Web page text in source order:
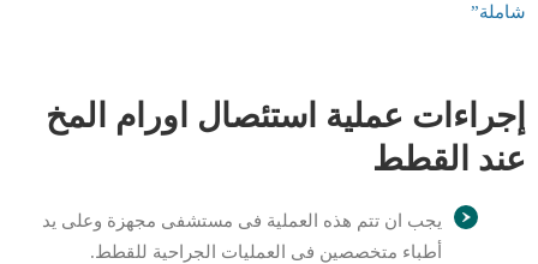
شاملة”
إجراءات عملية استئصال اورام المخ
عند القطط
يجب ان تتم هذه العملية فى مستشفى مجهزة وعلى يد
أطباء متخصصين فى العمليات الجراحية للقطط.